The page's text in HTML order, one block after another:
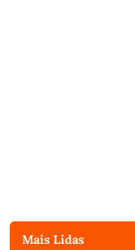
Mais Lidas